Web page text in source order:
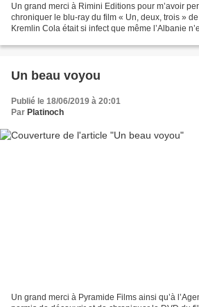
Un grand merci à Rimini Editions pour m’avoir
chroniquer le blu-ray du film « Un, deux, trois »
Kremlin Cola était si infect que même l’Albanie
Un beau voyou
Publié le 18/06/2019 à 20:01
Par Platinoch
Un grand merci à Pyramide Films ainsi qu’à